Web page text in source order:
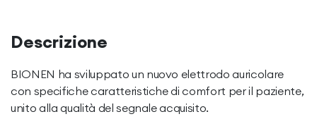
Descrizione
BIONEN ha sviluppato un nuovo elettrodo auricolare
con specifiche caratteristiche di comfort per il paziente,
unito alla qualità del segnale acquisito.